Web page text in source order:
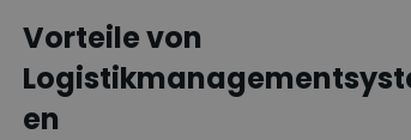
Vorteile von
en